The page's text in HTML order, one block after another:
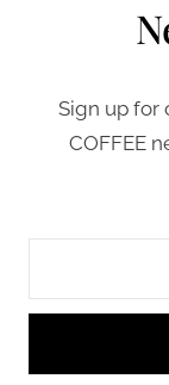
Sign up for
COFFEE